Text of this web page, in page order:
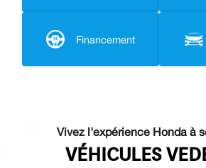
Financement
Vivez l'expérience Honda à
VÉHICULES